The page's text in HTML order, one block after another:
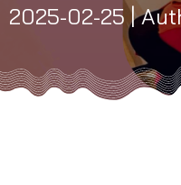
2025-02-25|